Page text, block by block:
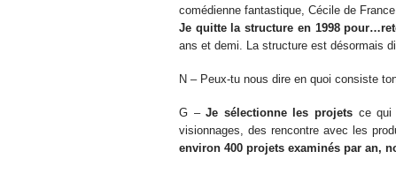
comédienne fantastique, Cécile de
Je quitte la structure en 1998
ans et demi. La structure est désormais
N – Peux-tu nous dire en quoi consiste
G –Je sélectionne les projets ce qui
visionnages, des rencontre avec les
environ 400 projets examinés par an,